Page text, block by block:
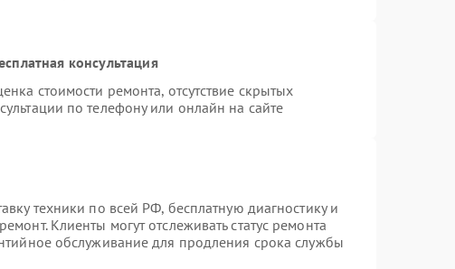
консультация
стоимости ремонта, отсутствие скрытых
по телефону или онлайн на сайте
техники по всей РФ, бесплатную диагностику и
Клиенты могут отслеживать статус ремонта
обслуживание для продления срока службы